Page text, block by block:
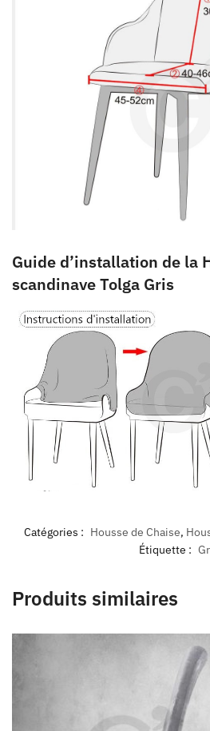
Guide d’installation de la
scandinave Tolga Gris
Catégories : Housse de Chaise,
Étiquette :
Produits similaires